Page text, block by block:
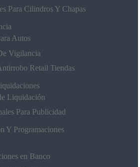
Para Cilindros Y Chapas
Autos
Vigilancia
Retail Tiendas
Liquidación
Para Publicidad
Y Programaciones
en Banco